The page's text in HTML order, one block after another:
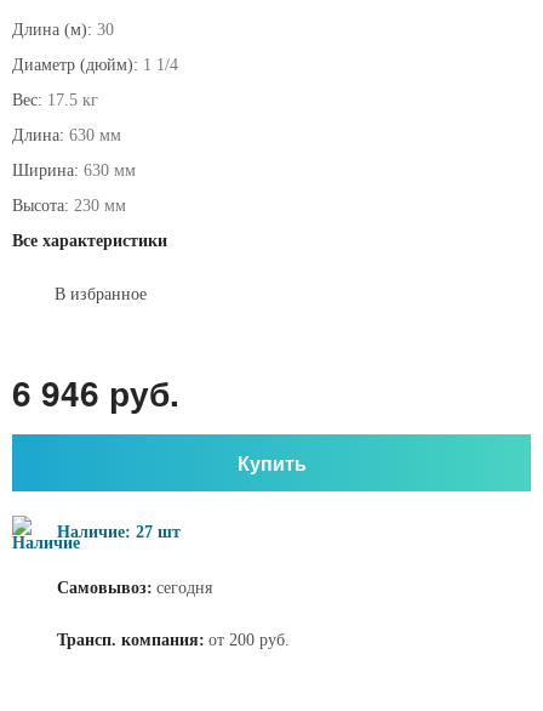
Длина (м): 30
Диаметр (дюйм): 1 1/4
Вес: 17.5 кг
Длина: 630 мм
Ширина: 630 мм
Высота: 230 мм
Все характеристики
В избранное
6 946 руб.
Купить
Наличие: 27 шт
Самовывоз: сегодня
Трансп. компания: от 200 руб.